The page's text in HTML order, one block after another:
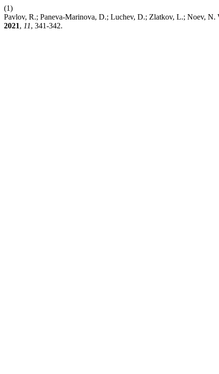
(1)
Pavlov, R.; Paneva-Marinova, D.; Luchev, D.; Zlatkov, L.; Noev,
2021, 11, 341-342.